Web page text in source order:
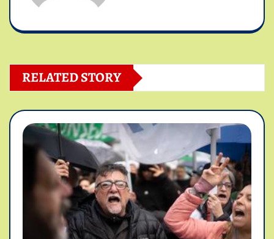
RELATED STORY